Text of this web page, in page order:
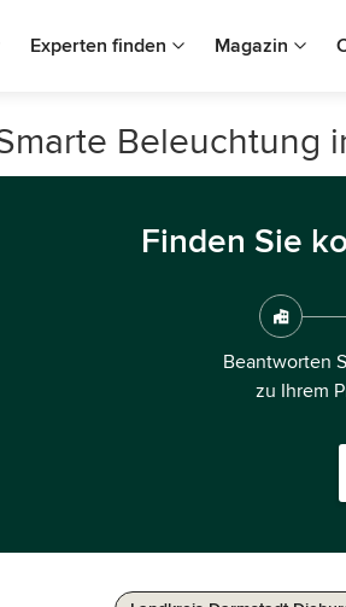
Experten finden Magazin
Beleuchtung
Finden Sie
Beantworten
zu Ihrem